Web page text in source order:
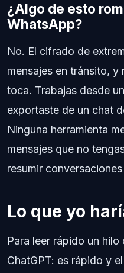
¿Algo de esto
WhatsApp?
No. El cifrado de
mensajes en tránsito,
toca. Trabajas desde
exportaste de un chat
Ninguna herramienta
mensajes que no
resumir
Lo que yo
Para leer rápido un
ChatGPT: es rápido y